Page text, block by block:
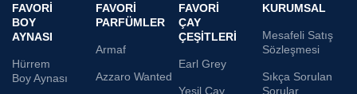
FAVORI
BOY
AYNASI
Hürrem
Boy Aynası
FAVORI
PARFÜMLER
Armaf
Azzaro Wanted
FAVORI
ÇAY
ÇEŞITLERI
Earl Grey
Yeşil Çay
KURUMSAL
Mesafeli Satış
Sözleşmesi
Sıkça Sorulan
Sorular